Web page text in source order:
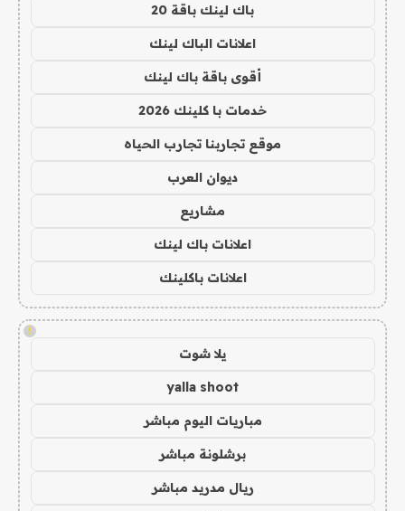
باك لينك باقة 20
اعلانات الباك لينك
أقوى باقة باك لينك
خدمات با كلينك 2026
موقع تجاربنا تجارب الحياه
ديوان العرب
مشاريع
اعلانات باك لينك
اعلانات باكلينك
!
يلا شوت
yalla shoot
مباريات اليوم مباشر
برشلونة مباشر
ريال مدريد مباشر